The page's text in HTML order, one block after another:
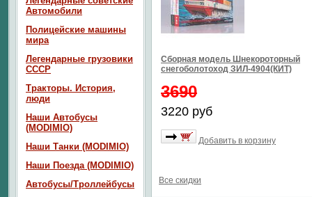
Сборная модель Шнекороторный
снегоболотоход ЗИЛ-4904(КИТ)
3690
3220 руб
Добавить в корзину
Все скидки
Автомобили
Полицейские машины
мира
Легендарные грузовики
СССР
Тракторы. История,
люди
Наши Автобусы
(MODIMIO)
Наши Танки (MODIMIO)
Наши Поезда (MODIMIO)
Автобусы/Троллейбусы